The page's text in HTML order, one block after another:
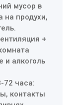
мусор в
на продухи,
+
и алкоголь
72 часа:
контакты